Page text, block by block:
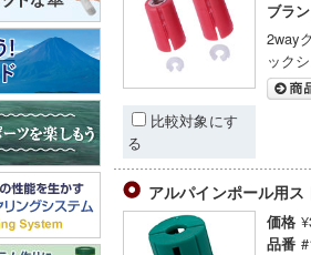
比較対象にす
る
ブラ
2way
ック
アルパインポール用ス
価格
品番